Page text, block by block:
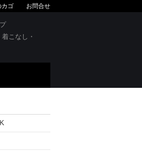
カゴ お問合せ
こなし・